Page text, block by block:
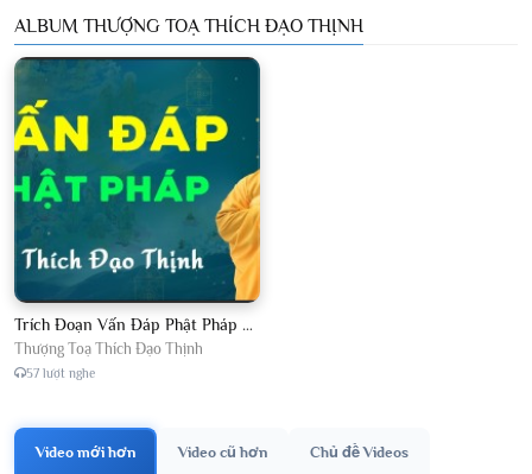
ALBUM THƯỢNG TOẠ THÍCH ĐẠO THỊNH
Trích Đoạn Vấn Đáp Phật Pháp 2026
Thượng Toạ Thích Đạo Thịnh
57 lượt nghe
Video mới hơn Video cũ hơn Chủ đề Videos